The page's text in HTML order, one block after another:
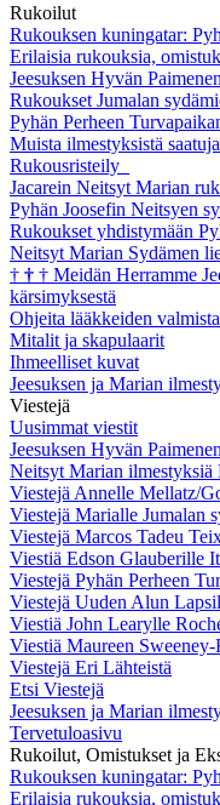
Rukoilut
Rukouksen kuningatar:
Erilaisia rukouksia,
Jeesuksen Hyvän
Rukoukset Jumalan
Pyhän Perheen
Muista ilmestyksistä
Rukousristeily
Jacarein Neitsyt Marian
Pyhän Joosefin Neitsyen
Rukoukset yhdistymään
Neitsyt Marian Sydämen
† † † Meidän Herramme
kärsimyksestä
Ohjeita lääkkeiden
Mitalit ja skapulaarit
Ihmeelliset kuvat
Jeesuksen ja Marian
Viestejä
Uusimmat viestit
Jeesuksen Hyvän
Neitsyt Marian
Viestejä Annelle Mellatz/
Viestejä Marialle Jumalan
Viestejä Marcos Tadeu
Viestiä Edson Glauberille
Viestejä Pyhän Perheen
Viestejä Uuden Alun
Viestiä John Learylle
Viestiä Maureen
Viestejä Eri Lähteistä
Etsi Viestejä
Jeesuksen ja Marian
Tervetuloasivu
Rukoilut, Omistukset ja
Rukouksen kuningatar:
Erilaisia rukouksia,